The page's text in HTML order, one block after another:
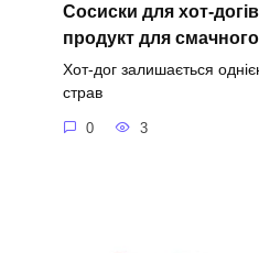
Сосиски для хот-
продукт для
Хот-дог залишається
страв
0 3